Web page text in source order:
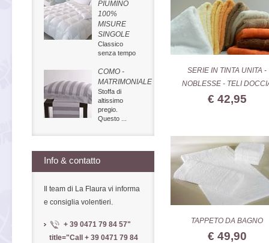
SERIE IN TINTA UNITA -
NOBLESSE - TELI
€ 42,95
TAPPETO DA BAGNO
€ 49,90
PIUMINO
100%
MISURE
SINGOLE
Classico
senza tempo
COMO -
MATRIMONIALE
Stoffa di
altissimo
pregio.
Questo ...
Info & contatto
Il team di La Flaura vi informa
e consiglia volentieri.
+ 39 0471 79 84 57"
title="Call + 39 0471 79 84